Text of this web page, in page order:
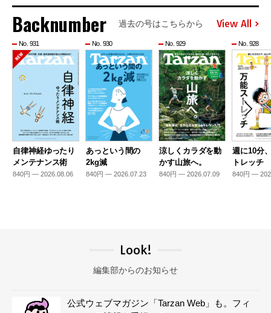
Backnumber 過去の号はこちらから View All
No. 931
自律神経ゆったり
メンテナンス術
840円 — 2026.08.06
No. 930
あっという間の
2kg減
840円 — 2026.07.23
No. 929
涼しくカラダを動
かす山旅へ。
840円 — 2026.07.09
No. 928
週に10分
トレッチ
840円 —
Look!
編集部からのお知らせ
公式ウェブマガジン「Tarzan Web」も。フィ